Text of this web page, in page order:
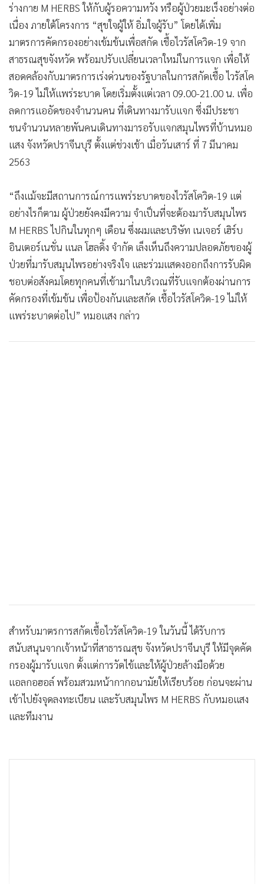
• เศรษฐกิจ-ธุรกิจ
• จีน
• ชุมชน-คุณภาพชีวิต
• อาชญากรรม
• Motoring
เกม
วิทยาศาสตร์
SMEs
• หุ้น
• กองทุนรวม
• Celeb Online
• Factcheck
• ญี่ปุ่น
• News1
• Gotomanager
ร่างกาย M HERBS ให้กับผู้รอความหวัง หรือผู้ป่วยมะเร็งอย่างต่อ
เนื่อง ภายใต้โครงการ “สุขใจผู้ให้ อิ่มใจผู้รับ” โดยได้เพิ่ม
มาตรการคัดกรองอย่างเข้มข้นเพื่อสกัด เชื้อไวรัสโควิด-19 จาก
สาธรณสุขจังหวัด พร้อมปรับเปลี่ยนเวลาใหม่ในการแจก เพื่อให้
สอดคล้องกับมาตรการเร่งด่วนของรัฐบาลในการสกัดเชื้อ ไวรัสโค
วิด-19 ไม่ให้แพร่ระบาด โดยเริ่มตั้งแต่เวลา 09.00-21.00 น. เพื่อ
ลดการแออัดของจํานวนคน ที่เดินทางมารับแจก ซึ่งมีประชา
ชนจํานวนหลายพันคนเดินทางมารอรับแจกสมุนไพรที่บ้านหมอ
แสง จังหวัดปราจีนบุรี ตั้งแต่ช่วงเช้า เมื่อวันเสาร์ ที่ 7 มีนาคม
2563
“ถึงแม้จะมีสถานการณ์การแพร่ระบาดของไวรัสโควิด-19 แต่
อย่างไรก็ตาม ผู้ป่วยยังคงมีความ จําเป็นที่จะต้องมารับสมุนไพร
M HERBS ไปกินในทุกๆ เดือน ซึ่งผมและบริษัท เนเจอร์ เฮิร์บ
อินเตอร์เนชั่น แนล โฮลดิ้ง จํากัด เล็งเห็นถึงความปลอดภัยของผู้
ป่วยที่มารับสมุนไพรอย่างจริงใจ และร่วมแสดงออกถึงการรับผิด
ชอบต่อสังคมโดยทุกคนที่เข้ามาในบริเวณที่รับแจกต้องผ่านการ
คัดกรองที่เข้มข้น เพื่อป้องกันและสกัด เชื้อไวรัสโควิด-19 ไม่ให้
แพร่ระบาดต่อไป” หมอแสง กล่าว
สําหรับมาตรการสกัดเชื้อไวรัสโควิด-19 ในวันนี้ ได้รับการ
สนับสนุนจากเจ้าหน้าที่สาธารณสุข จังหวัดปราจีนบุรี ให้มีจุดคัด
กรองผู้มารับแจก ตั้งแต่การวัดไข้และให้ผู้ป่วยล้างมือด้วย
แอลกอฮอล์ พร้อมสวมหน้ากากอนามัยให้เรียบร้อย ก่อนจะผ่าน
เข้าไปยังจุดลงทะเบียน และรับสมุนไพร M HERBS กับหมอแสง
และทีมงาน